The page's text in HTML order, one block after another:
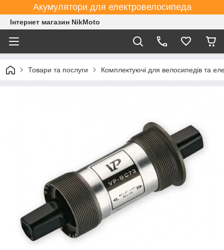
Акумулятори для електровелосипеда
Інтернет магазин NikMoto
Товари та послуги Комплектуючі для велосипедів та